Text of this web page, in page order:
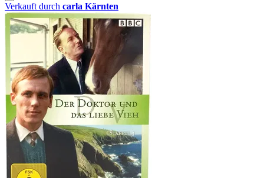
Verkauft durch carla Kärnten